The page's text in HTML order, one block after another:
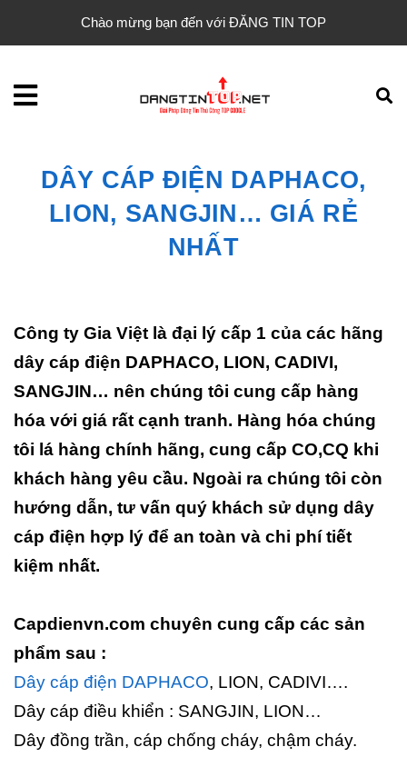
Chào mừng bạn đến với ĐĂNG TIN TOP
DÂY CÁP ĐIỆN DAPHACO,
LION, SANGJIN… GIÁ RẺ
NHẤT
Công ty Gia Việt là đại lý cấp 1 của các hãng
dây cáp điện DAPHACO, LION, CADIVI,
SANGJIN… nên chúng tôi cung cấp hàng
hóa với giá rất cạnh tranh. Hàng hóa chúng
tôi lá hàng chính hãng, cung cấp CO,CQ khi
khách hàng yêu cầu. Ngoài ra chúng tôi còn
hướng dẫn, tư vấn quý khách sử dụng dây
cáp điện hợp lý để an toàn và chi phí tiết
kiệm nhất.
Capdienvn.com chuyên cung cấp các sản
phẩm sau :
Dây cáp điện DAPHACO, LION, CADIVI….
Dây cáp điều khiển : SANGJIN, LION…
Dây đồng trần, cáp chống cháy, chậm cháy.